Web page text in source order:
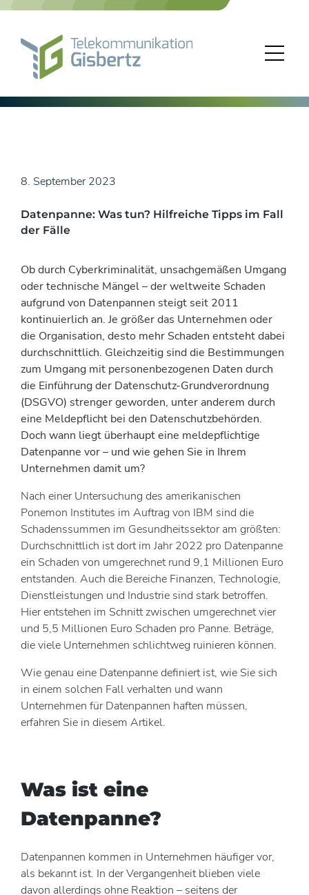
Skip
8. September 2023
Datenpanne: Was tun? Hilfreiche Tipps im Fall
der Fälle
Ob durch Cyberkriminalität, unsachgemäßen Umgang
oder technische Mängel – der weltweite Schaden
aufgrund von Datenpannen steigt seit 2011
kontinuierlich an. Je größer das Unternehmen oder
die Organisation, desto mehr Schaden entsteht dabei
durchschnittlich. Gleichzeitig sind die Bestimmungen
zum Umgang mit personenbezogenen Daten durch
die Einführung der Datenschutz-Grundverordnung
(DSGVO) strenger geworden, unter anderem durch
eine Meldepflicht bei den Datenschutzbehörden.
Doch wann liegt überhaupt eine meldepflichtige
Datenpanne vor – und wie gehen Sie in Ihrem
Unternehmen damit um?
Nach einer Untersuchung des amerikanischen
Ponemon Institutes im Auftrag von IBM sind die
Schadenssummen im Gesundheitssektor am größten:
Durchschnittlich ist dort im Jahr 2022 pro Datenpanne
ein Schaden von umgerechnet rund 9,1 Millionen Euro
entstanden. Auch die Bereiche Finanzen, Technologie,
Dienstleistungen und Industrie sind stark betroffen.
Hier entstehen im Schnitt zwischen umgerechnet vier
und 5,5 Millionen Euro Schaden pro Panne. Beträge,
die viele Unternehmen schlichtweg ruinieren können.
Wie genau eine Datenpanne definiert ist, wie Sie sich
in einem solchen Fall verhalten und wann
Unternehmen für Datenpannen haften müssen,
erfahren Sie in diesem Artikel.
Was ist eine
Datenpanne?
Datenpannen kommen in Unternehmen häufiger vor,
als bekannt ist. In der Vergangenheit blieben viele
davon allerdings ohne Reaktion – seitens der